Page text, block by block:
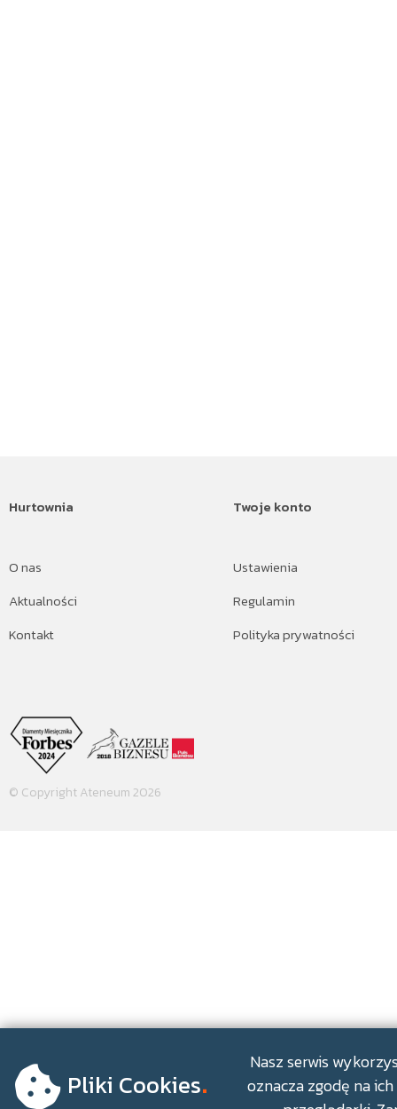
Hurtownia
O nas
Aktualności
Kontakt
Twoje konto
Ustawienia
Regulamin
Polityka prywatności
© Copyright Ateneum 2026
Pliki Cookies.
Nasz serwis
oznacza zgodę na